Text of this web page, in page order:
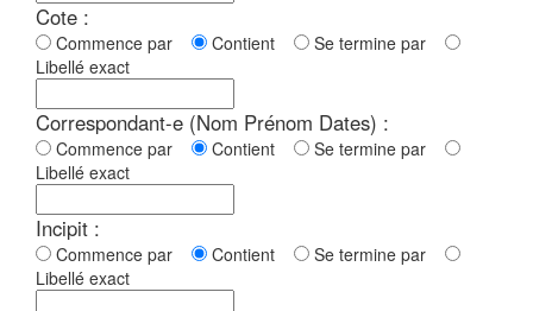
Cote :
Commence par Contient
Se termine par
Libellé exact
Correspondant-e (Nom Prénom Dates) :
Commence par Contient
Se termine par
Libellé exact
Incipit :
Commence par Contient
Se termine par
Libellé exact